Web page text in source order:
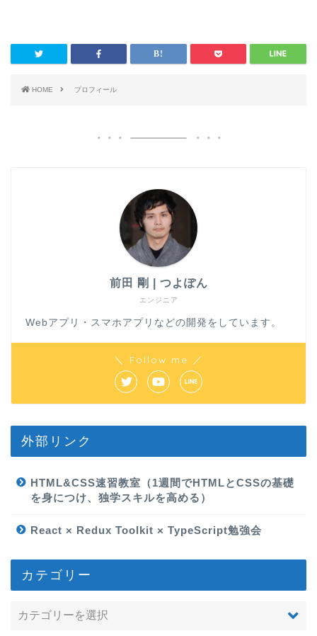
HOME プロフィール
エンジニア
前田 剛 | つよぽん
Webアプリ・スマホアプリなどの開発をしています。
＼ Follow me ／
外部リンク
HTML&CSS速習教室（1週間でHTMLとCSSの基礎
を身につけ、独学スキルを高める）
React × Redux Toolkit × TypeScript勉強会
カテゴリー